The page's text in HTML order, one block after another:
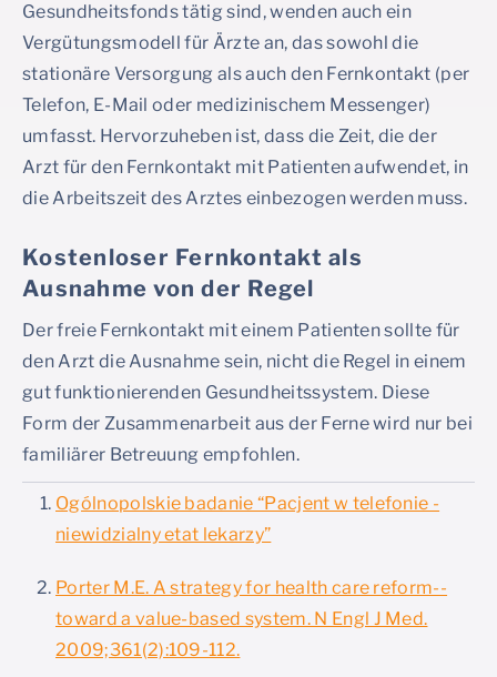
Gesundheitsfonds tätig sind, wenden auch ein
Vergütungsmodell für Ärzte an, das sowohl die
stationäre Versorgung als auch den Fernkontakt (per
Telefon, E-Mail oder medizinischem Messenger)
umfasst. Hervorzuheben ist, dass die Zeit, die der
Arzt für den Fernkontakt mit Patienten aufwendet, in
die Arbeitszeit des Arztes einbezogen werden muss.
Kostenloser Fernkontakt als
Ausnahme von der Regel
Der freie Fernkontakt mit einem Patienten sollte für
den Arzt die Ausnahme sein, nicht die Regel in einem
gut funktionierenden Gesundheitssystem. Diese
Form der Zusammenarbeit aus der Ferne wird nur bei
familiärer Betreuung empfohlen.
Ogólnopolskie badanie “Pacjent w telefonie -
niewidzialny etat lekarzy”
Porter M.E. A strategy for health care reform--
toward a value-based system. N Engl J Med.
2009;361(2):109-112.